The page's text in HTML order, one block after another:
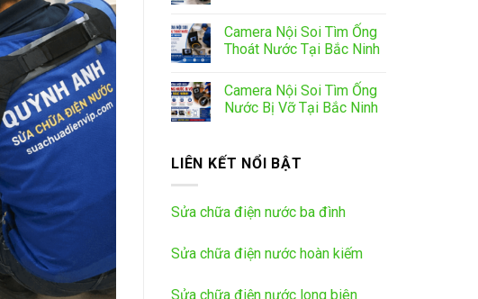
Camera Nội Soi Tìm Ống
Thoát Nước Tại Bắc Ninh
Camera Nội Soi Tìm Ống
Nước Bị Vỡ Tại Bắc Ninh
LIÊN KẾT NỔI BẬT
Sửa chữa điện nước ba đình
Sửa chữa điện nước hoàn kiếm
Sửa chữa điện nước long biên